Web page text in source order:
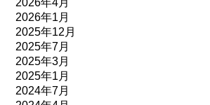
2026年4月
2026年1月
2025年12月
2025年7月
2025年3月
2025年1月
2024年7月